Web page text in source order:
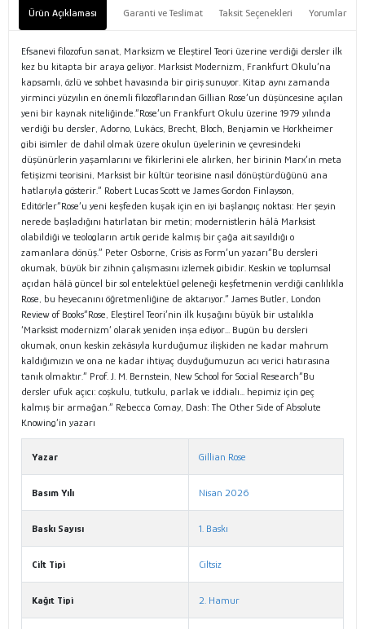
Ürün Açıklaması Garanti ve Teslimat Taksit Seçenekleri Yorumlar
Efsanevi filozofun sanat, Marksizm ve Eleştirel Teori üzerine verdiği dersler ilk
kez bu kitapta bir araya geliyor. Marksist Modernizm, Frankfurt Okulu’na
kapsamlı, özlü ve sohbet havasında bir giriş sunuyor. Kitap aynı zamanda
yirminci yüzyılın en önemli filozoflarından Gillian Rose’un düşüncesine açılan
yeni bir kaynak niteliğinde.“Rose’un Frankfurt Okulu üzerine 1979 yılında
verdiği bu dersler, Adorno, Lukács, Brecht, Bloch, Benjamin ve Horkheimer
gibi isimler de dahil olmak üzere okulun üyelerinin ve çevresindeki
düşünürlerin yaşamlarını ve fikirlerini ele alırken, her birinin Marx’ın meta
fetişizmi teorisini, Marksist bir kültür teorisine nasıl dönüştürdüğünü ana
hatlarıyla gösterir.” Robert Lucas Scott ve James Gordon Finlayson,
Editörler“Rose’u yeni keşfeden kuşak için en iyi başlangıç noktası: Her şeyin
nerede başladığını hatırlatan bir metin; modernistlerin hâlâ Marksist
olabildiği ve teologların artık geride kalmış bir çağa ait sayıldığı o
zamanlara dönüş.” Peter Osborne, Crisis as Form’un yazarı“Bu dersleri
okumak, büyük bir zihnin çalışmasını izlemek gibidir. Keskin ve toplumsal
açıdan hâlâ güncel bir sol entelektüel geleneği keşfetmenin verdiği canlılıkla
Rose, bu heyecanını öğretmenliğine de aktarıyor.” James Butler, London
Review of Books“Rose, Eleştirel Teori’nin ilk kuşağını büyük bir ustalıkla
‘Marksist modernizm’ olarak yeniden inşa ediyor... Bugün bu dersleri
okumak, onun keskin zekâsıyla kurduğumuz ilişkiden ne kadar mahrum
kaldığımızın ve ona ne kadar ihtiyaç duyduğumuzun acı verici hatırasına
tanık olmaktır.” Prof. J. M. Bernstein, New School for Social Research“Bu
dersler ufuk açıcı: coşkulu, tutkulu, parlak ve iddialı... hepimiz için geç
kalmış bir armağan.” Rebecca Comay, Dash: The Other Side of Absolute
Knowing’in yazarı
Yazar Gillian Rose
Basım Yılı Nisan 2026
Baskı Sayısı 1. Baskı
Cilt Tipi Ciltsiz
Kağıt Tipi 2. Hamur